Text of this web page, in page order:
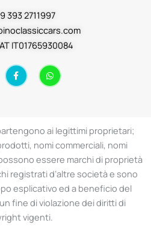
393 2711997
IT01765930084
F
a
c
k
-
f
W
h
a
p
ai legittimi proprietari;
nomi commerciali, nomi
essere marchi di proprietà
registrati d’altre società e sono
esplicativo ed a beneficio del
fine di violazione dei diritti di
vigenti.